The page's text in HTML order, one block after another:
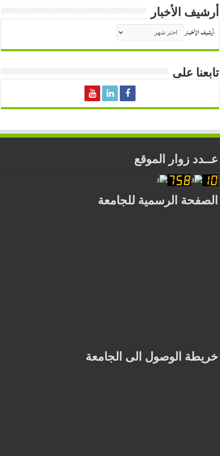
أرشيف الأخبار
أرشيف الأخبار
تابعنا على
عــدد زوار الموقع
الصفحة الرسمية للجامعة
خريطة الوصول الى الجامعة